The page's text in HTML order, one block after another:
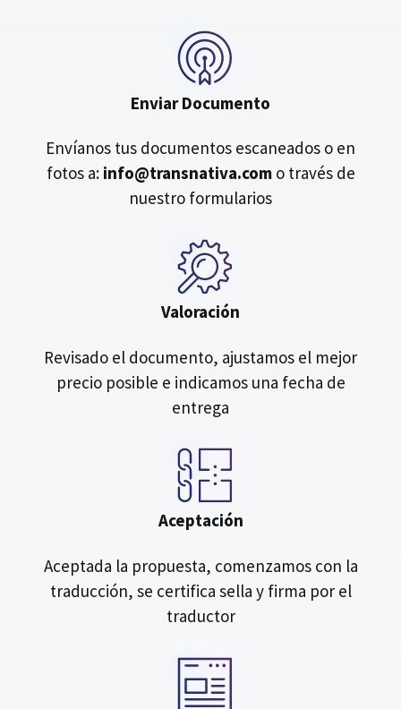
Enviar Documento
Envíanos tus documentos escaneados o en
fotos a: info@transnativa.como través de
nuestro formularios
Valoración
Revisado el documento, ajustamos el mejor
precio posible e indicamos una fecha de
entrega
Aceptación
Aceptada la propuesta, comenzamos con la
traducción, se certifica sella y firma por el
traductor